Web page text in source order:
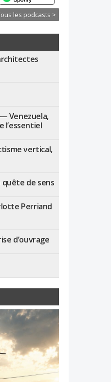
les podcasts >
Venezuela,
l’essentiel
vertical,
quête de sens
Perriand
d’ouvrage